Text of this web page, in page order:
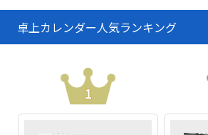
卓上カレンダー人気ランキング